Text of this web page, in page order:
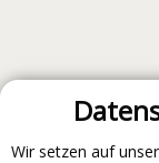
Wir setzen auf